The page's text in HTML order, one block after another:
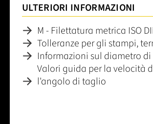
ULTERIORI INFORMAZIONI
M - Filettatura metrica ISO
Tolleranze per gli stampi,
Informazioni sul diametro
Valori guida per la velocità
l'angolo di taglio